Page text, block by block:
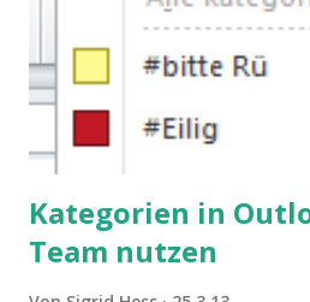
Kategorien in
Team nutzen